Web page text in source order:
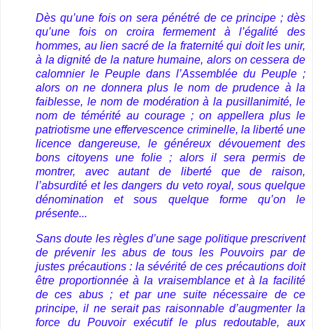
Dès qu’une fois on sera pénétré de ce principe ; dès
qu’une fois on croira fermement à l’égalité des
hommes, au lien sacré de la fraternité qui doit les unir,
à la dignité de la nature humaine, alors on cessera de
calomnier le Peuple dans l’Assemblée du Peuple ;
alors on ne donnera plus le nom de prudence à la
faiblesse, le nom de modération à la pusillanimité, le
nom de témérité au courage ; on appellera plus le
patriotisme une effervescence criminelle, la liberté une
licence dangereuse, le généreux dévouement des
bons citoyens une folie ; alors il sera permis de
montrer, avec autant de liberté que de raison,
l’absurdité et les dangers du veto royal, sous quelque
dénomination et sous quelque forme qu’on le
présente...
Sans doute les règles d’une sage politique prescrivent
de prévenir les abus de tous les Pouvoirs par de
justes précautions : la sévérité de ces précautions doit
être proportionnée à la vraisemblance et à la facilité
de ces abus ; et par une suite nécessaire de ce
principe, il ne serait pas raisonnable d’augmenter la
force du Pouvoir exécutif le plus redoutable, aux